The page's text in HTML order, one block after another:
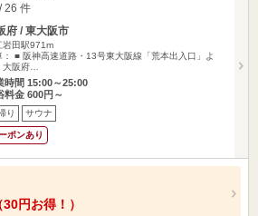
/ 26 件
府 / 東大阪市
岩田駅971m
： ■ 阪神高速道路・13号東大阪線「荒本出入口」よ
大阪府…
時間 15:00～25:00
料金 600円～
り サウナ
ポンあり
円お得！）